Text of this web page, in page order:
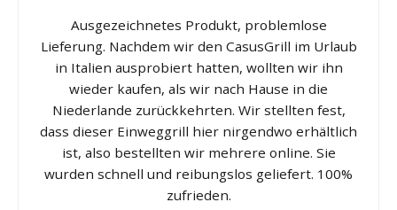
Ausgezeichnetes Produkt, problemlose
Lieferung. Nachdem wir den CasusGrill im Urlaub
in Italien ausprobiert hatten, wollten wir ihn
wieder kaufen, als wir nach Hause in die
Niederlande zurückkehrten. Wir stellten fest,
dass dieser Einweggrill hier nirgendwo erhältlich
ist, also bestellten wir mehrere online. Sie
wurden schnell und reibungslos geliefert. 100%
zufrieden.